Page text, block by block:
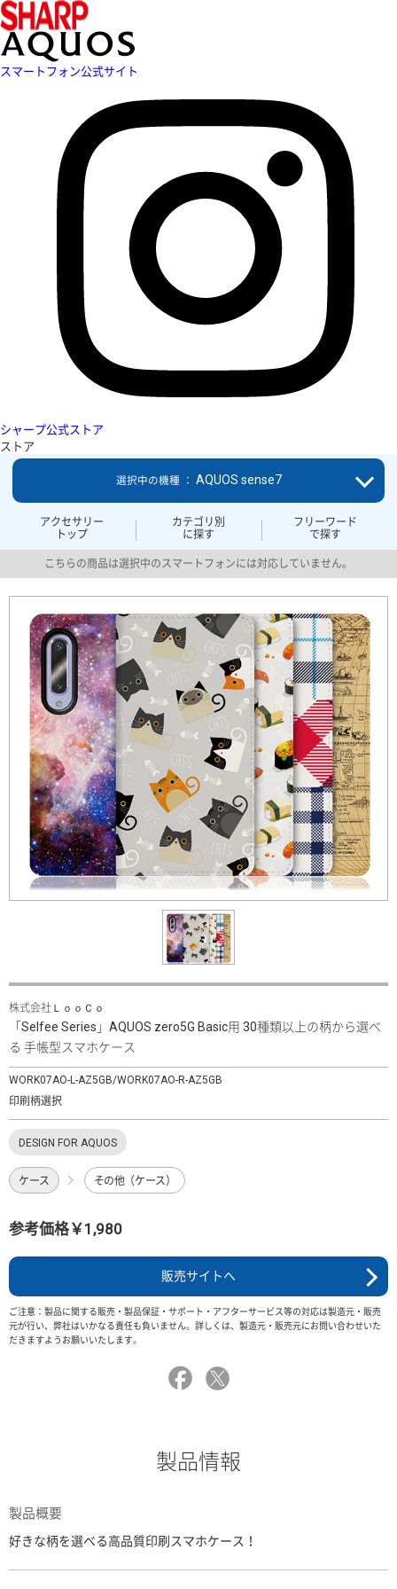
スマートフォン公式サイト
シャープ公式ストア
ストア
アクセサリー
トップ
カテゴリ別
に探す
フリーワード
で探す
選択中の機種 ： AQUOS sense7
こちらの商品は選択中のスマートフォンには対応していません。
株式会社ＬｏｏＣｏ
「Selfee Series」AQUOS zero5G Basic用 30種類以上の柄から選べ
る 手帳型スマホケース
WORK07AO-L-AZ5GB/WORK07AO-R-AZ5GB
印刷柄選択
DESIGN FOR AQUOS
ケース その他（ケース）
参考価格￥1,980
販売サイトへ
ご注意：製品に関する販売・製品保証・サポート・アフターサービス等の対応は製造元・販売
元が行い、弊社はいかなる責任も負いません。詳しくは、製造元・販売元にお問い合わせいた
だきますようお願いいたします。
製品情報
製品概要
好きな柄を選べる高品質印刷スマホケース！